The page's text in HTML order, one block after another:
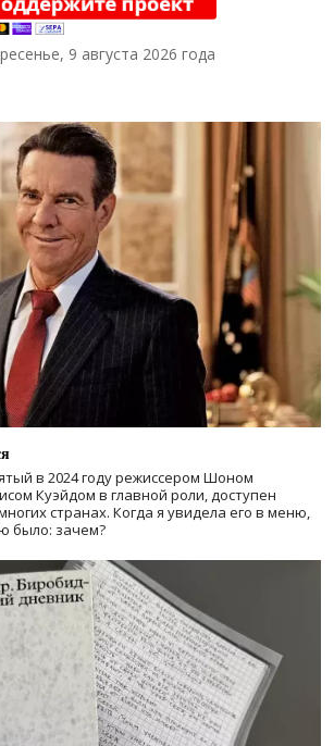
9 августа 2026 года
в 2024 годурежиссером Шоном
Куэйдом в главной роли, доступен
странах. Когда я увидела его в меню,
было: зачем?